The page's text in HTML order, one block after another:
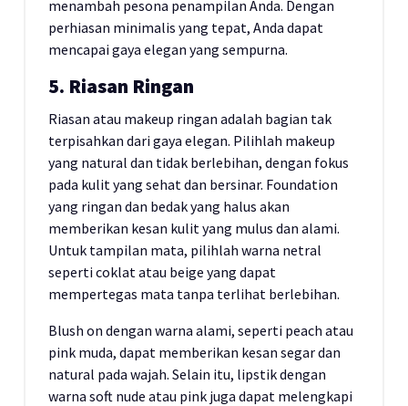
menambah pesona penampilan Anda. Dengan
perhiasan minimalis yang tepat, Anda dapat
mencapai gaya elegan yang sempurna.
5. Riasan Ringan
Riasan atau makeup ringan adalah bagian tak
terpisahkan dari gaya elegan. Pilihlah makeup
yang natural dan tidak berlebihan, dengan fokus
pada kulit yang sehat dan bersinar. Foundation
yang ringan dan bedak yang halus akan
memberikan kesan kulit yang mulus dan alami.
Untuk tampilan mata, pilihlah warna netral
seperti coklat atau beige yang dapat
mempertegas mata tanpa terlihat berlebihan.
Blush on dengan warna alami, seperti peach atau
pink muda, dapat memberikan kesan segar dan
natural pada wajah. Selain itu, lipstik dengan
warna soft nude atau pink juga dapat melengkapi